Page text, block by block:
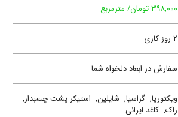
۳۹۸,۰۰۰ تومان/ مترمربع
۲ روز کاری
سفارش در ابعاد دلخواه شما
ویکتوریا,گراسیا, شایلین, استیکر پشت چسبدار,
راک,کاغذ ایرانی